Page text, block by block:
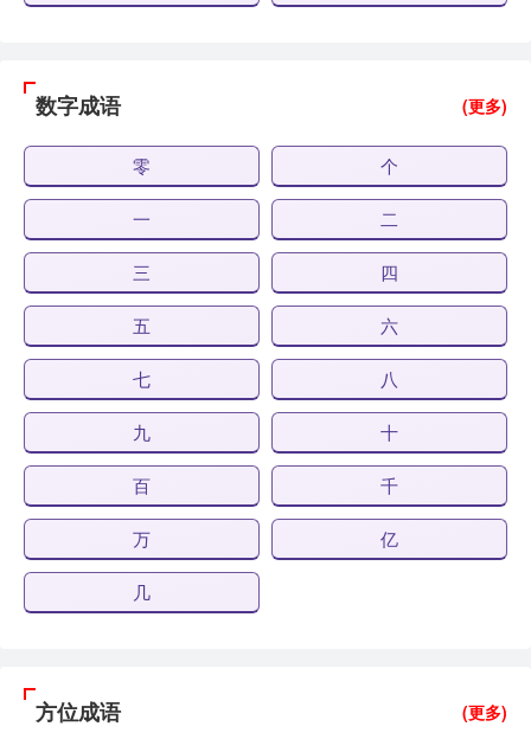
数字成语 (更多)
零 个
一 二
三 四
五 六
七 八
九 十
百 千
万 亿
几
方位成语 (更多)